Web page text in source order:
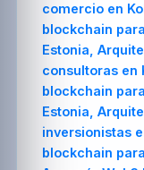
comercio en
blockchain
Estonia,
consultoras en
blockchain
Estonia,
inversionistas
blockchain